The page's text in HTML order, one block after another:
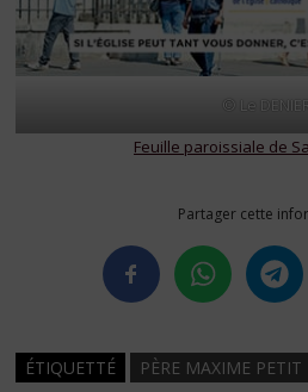
© Le
Feuille paroissiale de
Partager cette
ÉTIQUETTÉ PÈRE MAXIME PETIT